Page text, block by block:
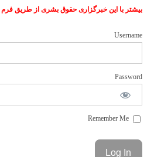
بیشتر با این خبرگزاری حقوق بشری از طریق فرم
Username
Password